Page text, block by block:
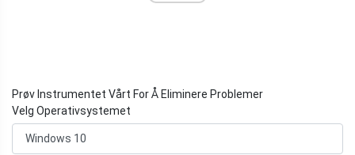
Prøv Instrumentet Vårt For Å Eliminere Problemer
Velg Operativsystemet